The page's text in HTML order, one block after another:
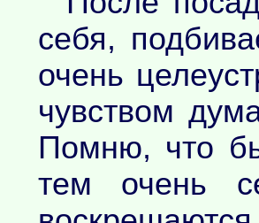
себя,
очень
чувством
Помню, что
тем очень